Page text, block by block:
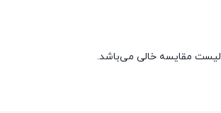
لیست مقایسه خالی می‌باشد.